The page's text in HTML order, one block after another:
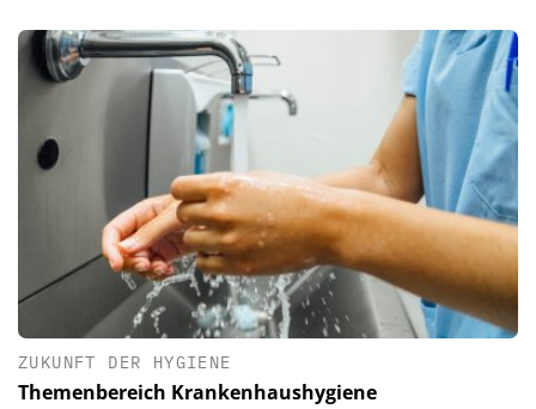
ZUKUNFT DER HYGIENE
Themenbereich Krankenhaushygiene